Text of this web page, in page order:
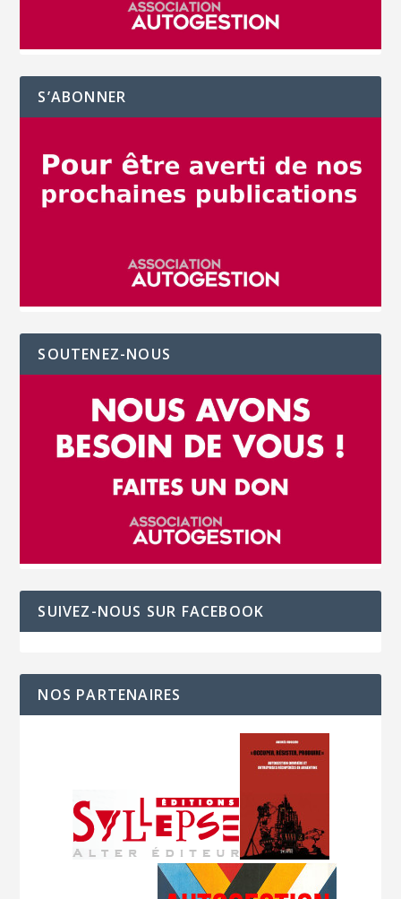
S’ABONNER
SOUTENEZ-NOUS
SUIVEZ-NOUS SUR FACEBOOK
NOS PARTENAIRES